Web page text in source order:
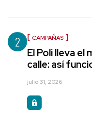
2 CAMPAÑAS
El Poli lleva el
calle: así
julio 31, 2026